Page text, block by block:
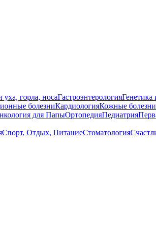
уха, горла, носаГастроэнтерологияГенетика
болезниКардиологияКожные болезни
для ПапыОртопедияПедиатрия
Спорт, Отдых, ПитаниеСтоматология